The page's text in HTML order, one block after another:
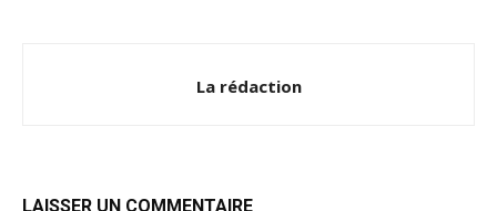
La rédaction
LAISSER UN COMMENTAIRE